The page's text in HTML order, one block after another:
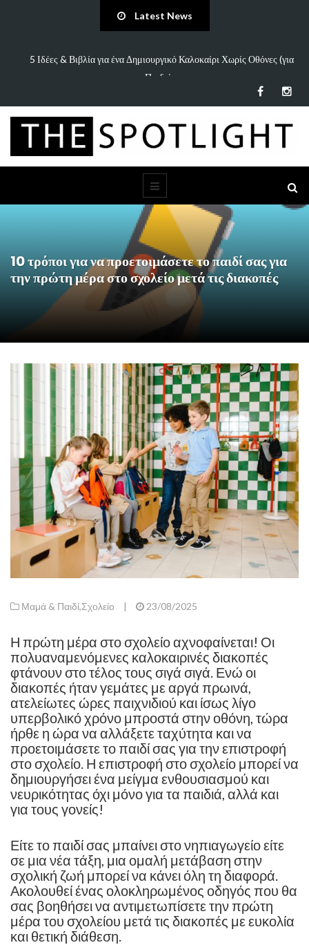
Latest News
5 Ιδέες & Βιβλία για ένα Δημιουργικό Καλοκαίρι Χωρίς Οθόνες (για
Παιδιά…
10 τρόποι για να προετοιμάσετε το παιδί σας για
την πρώτη μέρα στο σχολείο μετά τις διακοπές
Μαμά & Παιδί,Σχολείο | 23/08/2025
Η πρώτη μέρα στο σχολείο αχνοφαίνεται! Οι
πολυαναμενόμενες καλοκαιρινές διακοπές
φτάνουν στο τέλος τους σιγά σιγά. Ενώ οι
διακοπές ήταν γεμάτες με αργά πρωινά,
ατελείωτες ώρες παιχνιδιού και ίσως λίγο
υπερβολικό χρόνο μπροστά στην οθόνη, τώρα
ήρθε η ώρα να αλλάξετε ταχύτητα και να
προετοιμάσετε το παιδί σας για την επιστροφή
στο σχολείο. Η επιστροφή στο σχολείο μπορεί να
δημιουργήσει ένα μείγμα ενθουσιασμού και
νευρικότητας όχι μόνο για τα παιδιά, αλλά και
για τους γονείς!
Είτε το παιδί σας μπαίνει στο νηπιαγωγείο είτε
σε μια νέα τάξη, μια ομαλή μετάβαση στην
σχολική ζωή μπορεί να κάνει όλη τη διαφορά.
Ακολουθεί ένας ολοκληρωμένος οδηγός που θα
σας βοηθήσει να αντιμετωπίσετε την πρώτη
μέρα του σχολείου μετά τις διακοπές με ευκολία
και θετική διάθεση.